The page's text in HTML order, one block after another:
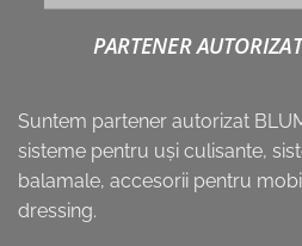
Suntem partener autorizat
sisteme pentru uşi culisante,
balamale, accesorii pentru
dressing.